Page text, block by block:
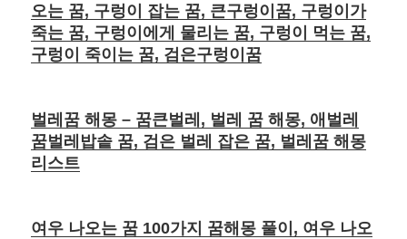
오는 꿈, 구렁이 잡는 꿈, 큰구렁이꿈, 구렁이가
죽는 꿈, 구렁이에게 물리는 꿈, 구렁이 먹는 꿈,
구렁이 죽이는 꿈, 검은구렁이꿈
벌레꿈 해몽 – 꿈큰벌레, 벌레 꿈 해몽, 애벌레
꿈벌레밥솥 꿈, 검은 벌레 잡은 꿈, 벌레꿈 해몽
리스트
여우 나오는 꿈 100가지 꿈해몽 풀이, 여우 나오